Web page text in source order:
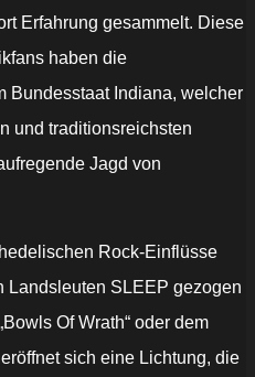
Erfahrung gesammelt. Diese
haben die
Bundesstaat Indiana, welcher
und traditionsreichsten
Jagd von
Rock-Einflüsse
Landsleuten SLEEP gezogen
Of Wrath“ oder dem
sich eine Lichtung, die